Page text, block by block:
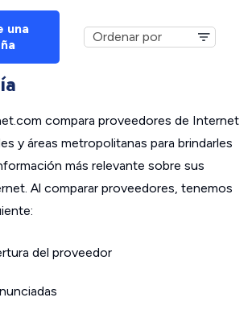
una
compara proveedores de Internet
y áreas metropolitanas para brindarles
más relevante sobre sus
Al comparar proveedores, tenemos
del proveedor